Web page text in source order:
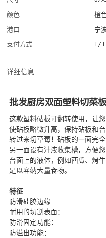
颜色
橙
港口
宁
支付方式
T/
详细信息
批发厨房双面塑料切菜
这款塑料砧板可翻转使用，让
使砧板略微升高，保持砧板和
转过来切草莓！砧板的一面完
另一面设有汁液收集槽，方便
台面上的液体，例如西瓜、烤
足以容纳大量食物。
特征
防滑硅胶边缘
耐用的切割表面：
防滑固定功能：
防溢出功能：